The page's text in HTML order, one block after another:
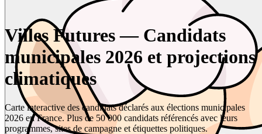
Villes Futures — Candidats
municipales 2026 et projections
climatiques
Carte interactive des candidats déclarés aux élections municipales
2026 en France. Plus de 50 000 candidats référencés avec leurs
programmes, sites de campagne et étiquettes politiques.